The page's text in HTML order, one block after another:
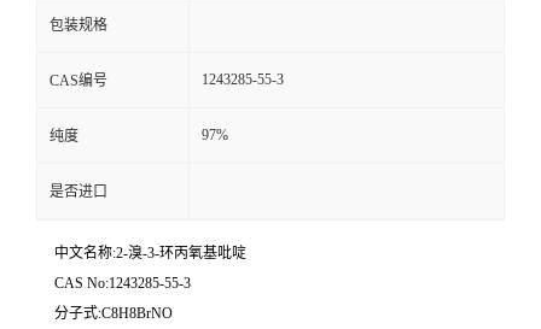
包装规格
CAS编号 1243285-55-3
纯度 97%
是否进口
中文名称:2-溴-3-环丙氧基吡啶
CAS No:1243285-55-3
分子式:C8H8BrNO